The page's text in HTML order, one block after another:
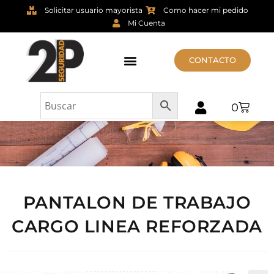
Solicitar usuario mayorista
Como hacer mi pedido
Mi Cuenta
CONTACTO
0
PANTALON DE TRABAJO
CARGO LINEA REFORZADA